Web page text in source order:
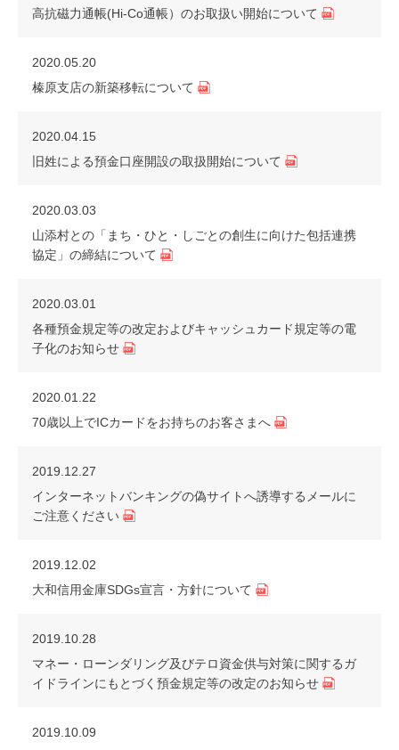
高抗磁力通帳(Hi-Co通帳）のお取扱い開始について
2020.05.20
榛原支店の新築移転について
2020.04.15
旧姓による預金口座開設の取扱開始について
2020.03.03
山添村との「まち・ひと・しごとの創生に向けた包括連携
協定」の締結について
2020.03.01
各種預金規定等の改定およびキャッシュカード規定等の電
子化のお知らせ
2020.01.22
70歳以上でICカードをお持ちのお客さまへ
2019.12.27
インターネットバンキングの偽サイトへ誘導するメールに
ご注意ください
2019.12.02
大和信用金庫SDGs宣言・方針について
2019.10.28
マネー・ローンダリング及びテロ資金供与対策に関するガ
イドラインにもとづく預金規定等の改定のお知らせ
2019.10.09